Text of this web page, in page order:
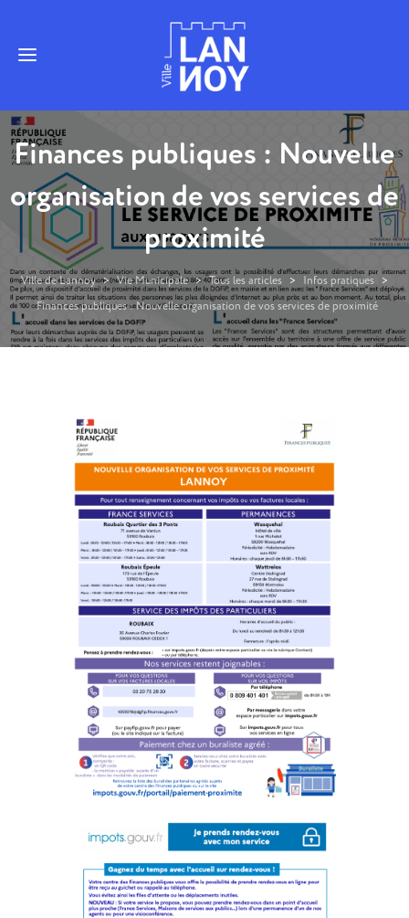
Finances publiques : Nouvelle
organisation de vos services de
proximité
Ville de Lannoy > Vie Municipale > Tous les articles > Infos pratiques >
Finances publiques : Nouvelle organisation de vos services de proximité